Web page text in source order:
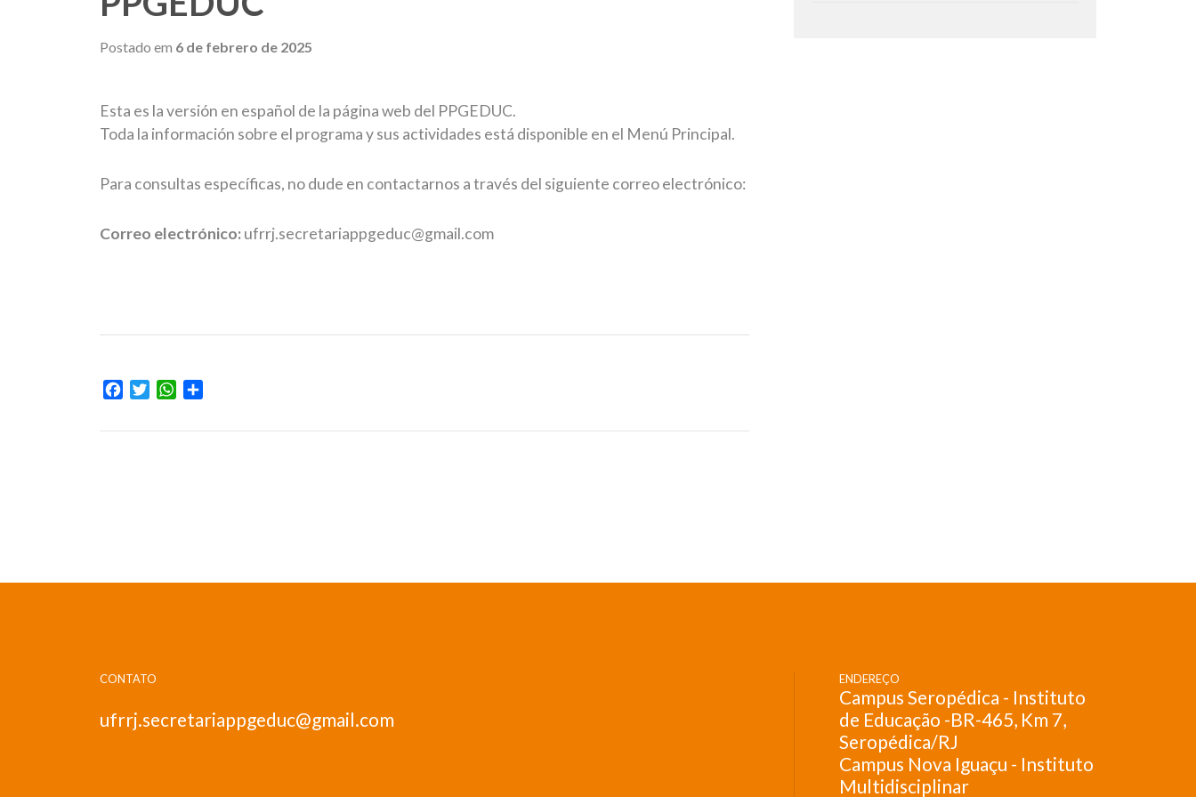
Postado em 6 de febrero de 2025
Esta es la versión en español de la página web del PPGEDUC.
Toda la información sobre el programa y sus actividades está disponible en el Menú Principal.
Para consultas específicas, no dude en contactarnos a través del siguiente correo electrónico:
Correo electrónico:ufrrj.secretariappgeduc@gmail.com
FacebookTwitterWhatsApp
CONTATO
ufrrj.secretariappgeduc@gmail.com
ENDEREÇO
Campus Seropédica - Instituto
de Educação -BR-465, Km 7,
Seropédica/RJ
Campus Nova Iguaçu - Instituto
Multidisciplinar